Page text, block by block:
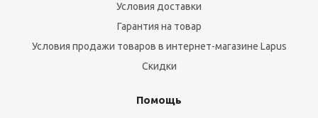
Условия доставки
Гарантия на товар
Условия продажи товаров в интернет-магазине Lapus
Скидки
Помощь